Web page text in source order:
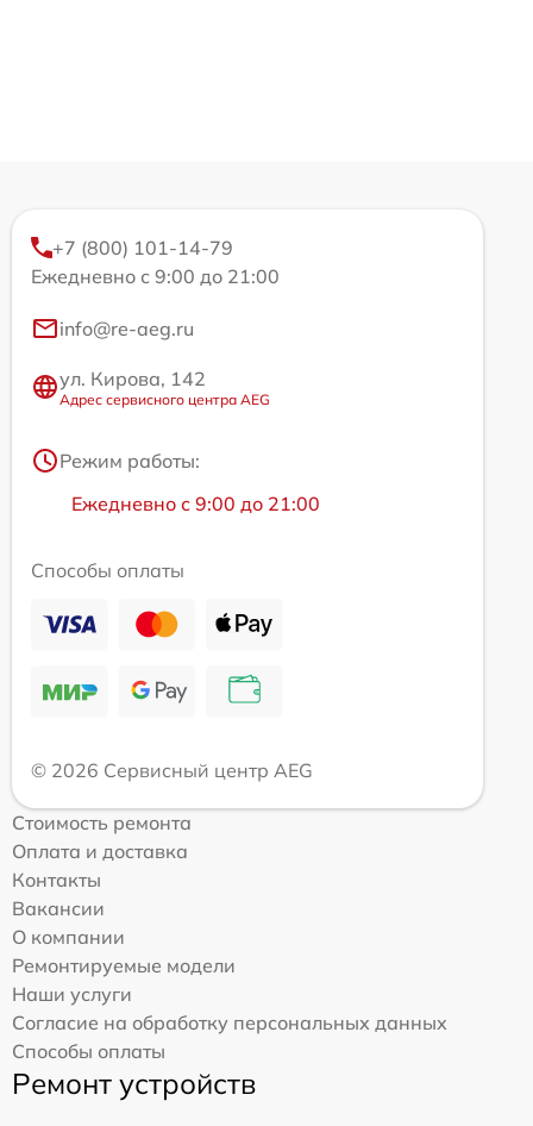
+7 (800) 101-14-79
Ежедневно с 9:00 до 21:00
info@re-aeg.ru
ул. Кирова, 142
Адрес сервисного центра AEG
Режим работы:
Ежедневно с 9:00 до 21:00
Способы оплаты
© 2026 Сервисный центр AEG
Стоимость ремонта
Оплата и доставка
Контакты
Вакансии
О компании
Ремонтируемые модели
Наши услуги
Согласие на обработку персональных данных
Способы оплаты
Ремонт устройств